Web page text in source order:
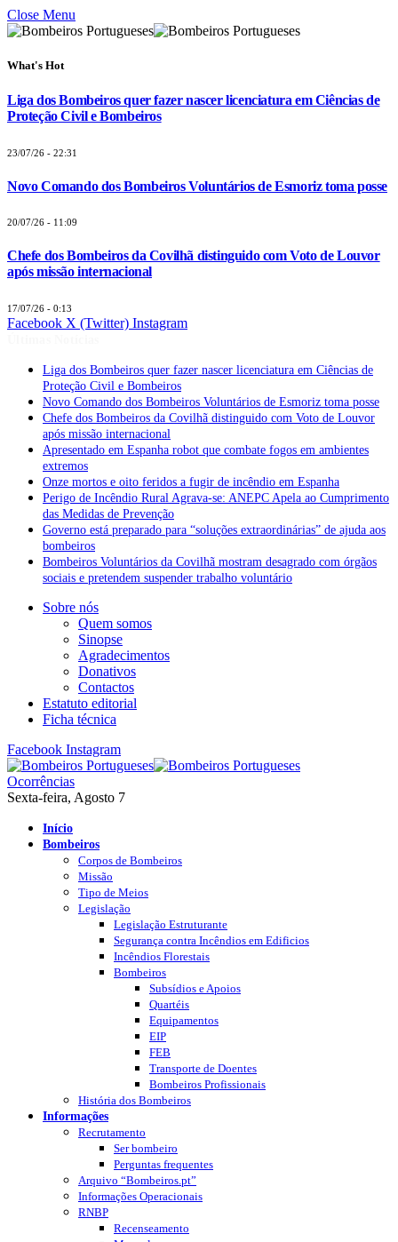
Close Menu
What's Hot
Liga dos Bombeiros quer fazer nascer licenciatura em Ciências de
Proteção Civil e Bombeiros
23/07/26 - 22:31
Novo Comando dos Bombeiros Voluntários de Esmoriz toma posse
20/07/26 - 11:09
Chefe dos Bombeiros da Covilhã distinguido com Voto de Louvor
após missão internacional
17/07/26 - 0:13
Facebook X (Twitter) Instagram
Liga dos Bombeiros quer fazer nascer licenciatura em Ciências de
Proteção Civil e Bombeiros
Novo Comando dos Bombeiros Voluntários de Esmoriz toma posse
Chefe dos Bombeiros da Covilhã distinguido com Voto de Louvor
após missão internacional
Apresentado em Espanha robot que combate fogos em ambientes
extremos
Onze mortos e oito feridos a fugir de incêndio em Espanha
Perigo de Incêndio Rural Agrava-se: ANEPC Apela ao Cumprimento
das Medidas de Prevenção
Governo está preparado para “soluções extraordinárias” de ajuda aos
bombeiros
Bombeiros Voluntários da Covilhã mostram desagrado com órgãos
sociais e pretendem suspender trabalho voluntário
Sobre nós
Quem somos
Sinopse
Agradecimentos
Donativos
Contactos
Estatuto editorial
Ficha técnica
Facebook Instagram
Ocorrências
Sexta-feira, Agosto 7
Início
Bombeiros
Corpos de Bombeiros
Missão
Tipo de Meios
Legislação
Legislação Estruturante
Segurança contra Incêndios em Edificios
Incêndios Florestais
Bombeiros
Subsídios e Apoios
Quartéis
Equipamentos
EIP
FEB
Transporte de Doentes
Bombeiros Profissionais
História dos Bombeiros
Informações
Recrutamento
Ser bombeiro
Perguntas frequentes
Arquivo “Bombeiros.pt”
Informações Operacionais
RNBP
Recenseamento